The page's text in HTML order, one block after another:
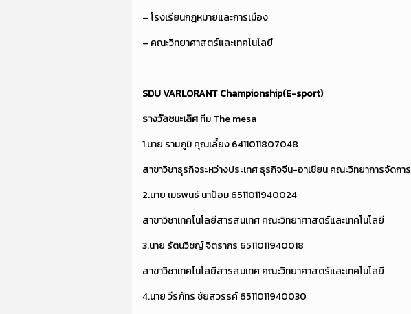
– โรงเรียนกฎหมายและการเมือง
– คณะวิทยาศาสตร์และเทคโนโลยี
SDU VARLORANT Championship(E-sport)
รางวัลชนะเลิศทีม The mesa
1.นาย รามภูมิ คุณเลี้ยง 6411011807048
สาขาวิชาธุรกิจระหว่างประเทศ ธุรกิจจีน-อาเซียน คณะวิทยาการจัดการ
2.นาย เมธพนธ์ นาป้อม 6511011940024
สาขาวิชาเทคโนโลยีสารสนเทศ คณะวิทยาศาสตร์และเทคโนโลยี
3.นาย รัตนวิชญ์ จิตรากร 6511011940018
สาขาวิชาเทคโนโลยีสารสนเทศ คณะวิทยาศาสตร์และเทคโนโลยี
4.นาย วีรภัทร ชัยสวรรค์ 6511011940030